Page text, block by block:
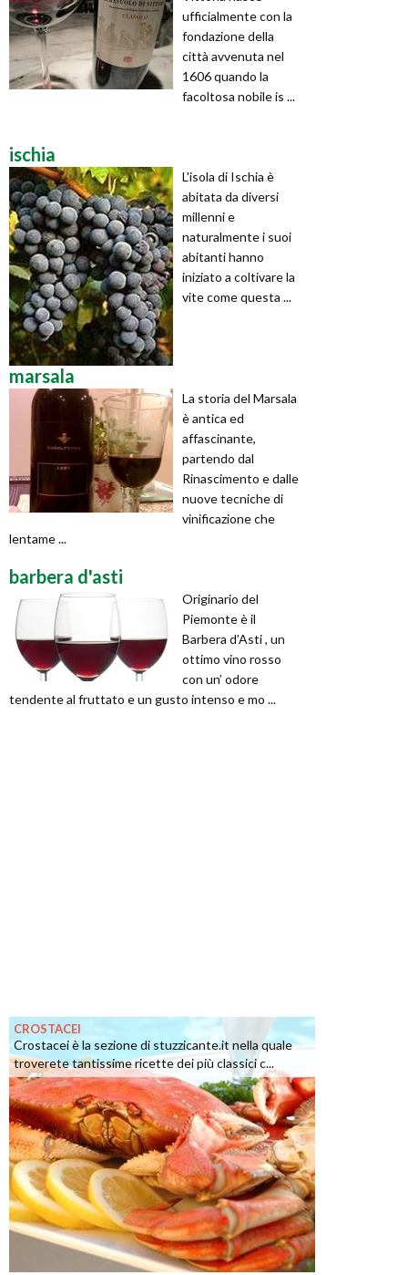
ufficialmente con la
fondazione della
città avvenuta nel
1606 quando la
facoltosa nobile is ...
ischia
L'isola di Ischia è
abitata da diversi
millenni e
naturalmente i suoi
abitanti hanno
iniziato a coltivare la
vite come questa ...
marsala
La storia del Marsala
è antica ed
affascinante,
partendo dal
Rinascimento e dalle
nuove tecniche di
vinificazione che
lentame ...
barbera d'asti
Originario del
Piemonte è il
Barbera d’Asti , un
ottimo vino rosso
con un’ odore
tendente al fruttato e un gusto intenso e mo ...
CROSTACEI
Crostacei è la sezione di stuzzicante.it nella quale
troverete tantissime ricette dei più classici c...